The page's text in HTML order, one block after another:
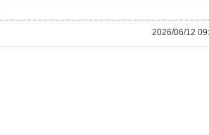
2026/06/12